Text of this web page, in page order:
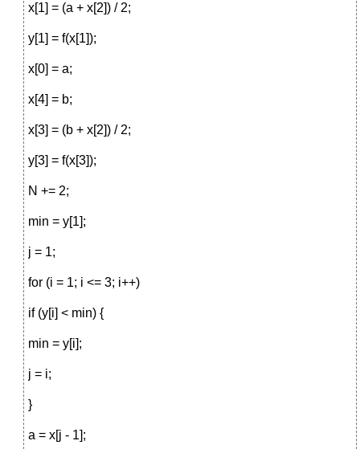
x[1] = (a + x[2]) / 2;
y[1] = f(x[1]);
x[0] = a;
x[4] = b;
x[3] = (b + x[2]) / 2;
y[3] = f(x[3]);
N += 2;
min = y[1];
j = 1;
for (i = 1; i <= 3; i++)
if (y[i] < min) {
min = y[i];
j = i;
}
a = x[j - 1];